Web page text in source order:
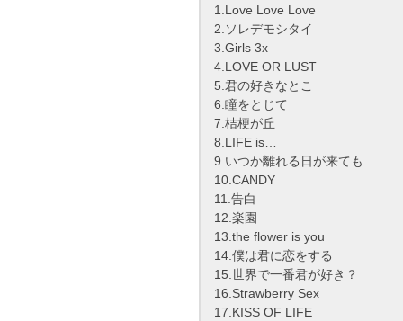
1.Love Love Love
2.ソレデモシタイ
3.Girls 3x
4.LOVE OR LUST
5.君の好きなとこ
6.瞳をとじて
7.桔梗が丘
8.LIFE is…
9.いつか離れる日が来ても
10.CANDY
11.告白
12.楽園
13.the flower is you
14.僕は君に恋をする
15.世界で一番君が好き？
16.Strawberry Sex
17.KISS OF LIFE